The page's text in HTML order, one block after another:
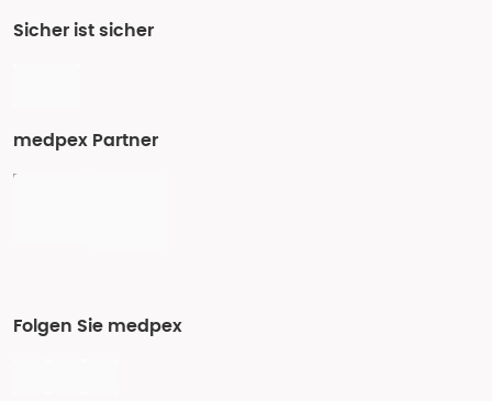
Sicher ist sicher
medpex Partner
Folgen Sie medpex